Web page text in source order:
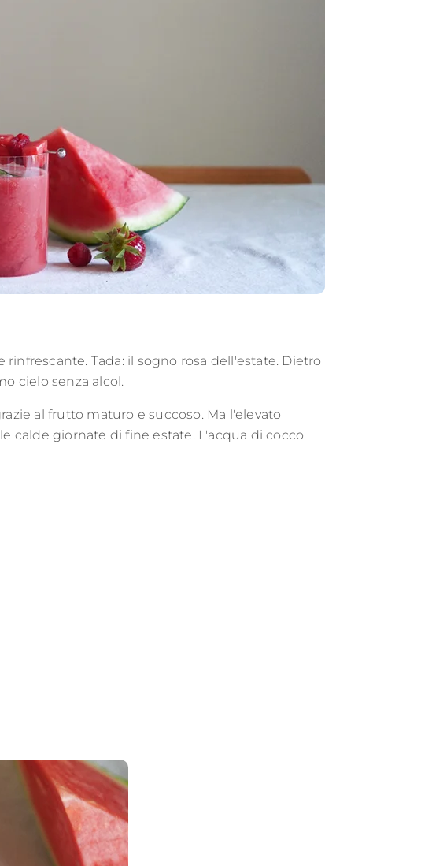
Tada: il sogno rosa dell'estate. Dietro
cielo senza alcol.
al frutto maturo e succoso. Ma l'elevato
calde giornate di fine estate. L'acqua di cocco